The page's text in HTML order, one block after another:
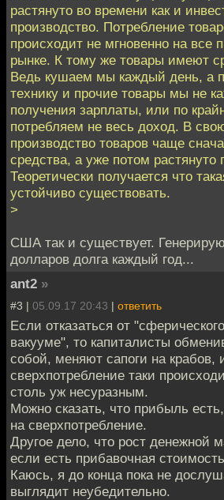
растянуто во времени как и
производство. Потребление
происходит не мгновенно на все
рынке. К тому же товары имеют
Ведь кушаем мы каждый день, а
технику и прочие товары мы не
получения зарплаты, или по
потребляем не весь доход. В
производство товаров чаще
средства, а уже потом
Теоретически получается что
устойчиво существовать.
>
США так и существует.
долларов долга каждый год...
ant2 »
#3 | 05.09.17 20:43 | ответить
Если отказаться от
вакууме", то капиталисты
собой, меняют сапоги на крабов,
сверхпотребление таки
столь уж несуразным.
Можно сказать, что прибыль
на сверхпотребление.
Другое дело, что рост денежной
если есть прибавочная
Каюсь, я до конца пока не
выглядит неубедительно.